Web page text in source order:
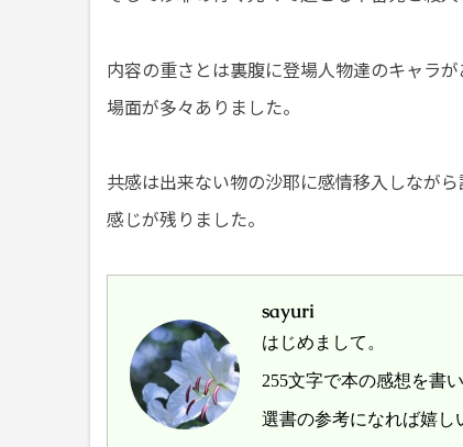
内容の重さとは裏腹に登場人物達のキャラ
場面が多々ありました。
共感は出来ない物の沙耶に感情移入しなが
感じが残りました。
sayuri
はじめまして。
255文字で本の感想を書
選書の参考になれば嬉し